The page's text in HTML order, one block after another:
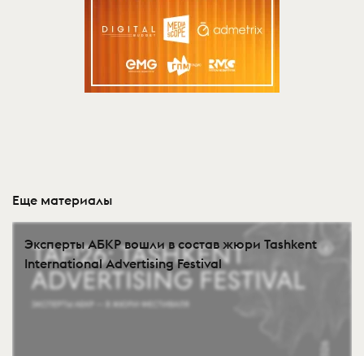
Еще материалы
Эксперты АБКР вошли в состав жюри Tashkent
International Advertising Festival